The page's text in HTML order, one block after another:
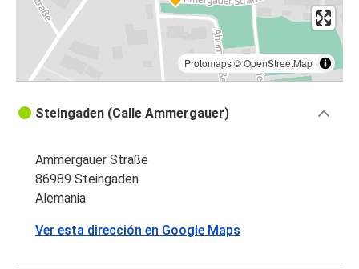
Protomaps©OpenStreetMap
Steingaden (Calle Ammergauer)
Ammergauer Straße
86989 Steingaden
Alemania
Ver esta dirección en Google Maps